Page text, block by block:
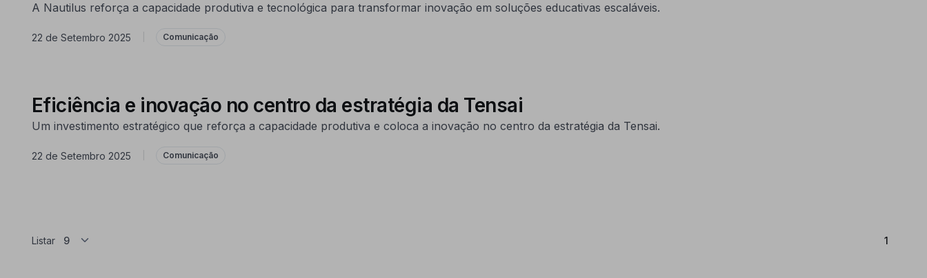
A Nautilus reforça a capacidade produtiva e tecnológica para transformar inovação em soluções educativas escaláveis.
22 de Setembro 2025 Comunicação
Eficiência e inovação no centro da estratégia da Tensai
Um investimento estratégico que reforça a capacidade produtiva e coloca a inovação no centro da estratégia da Tensai.
22 de Setembro 2025 Comunicação
Listar 1(Atual)